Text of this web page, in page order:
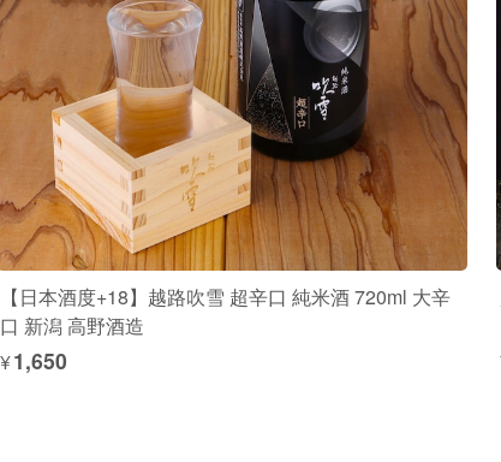
【日本酒度+18】越路吹雪 超辛口 純米酒 720ml 大辛
口 新潟 高野酒造
¥1,650